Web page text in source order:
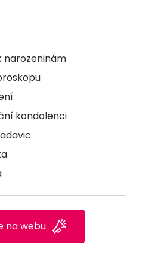
narozeninám
kondolenci
na webu